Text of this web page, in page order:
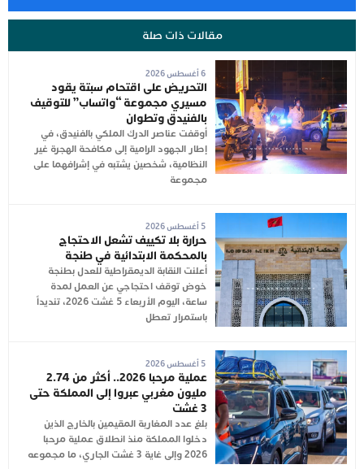
مقالات ذات صلة
6 أغسطس 2026
التحريض على اقتحام سبتة يقود
مسيري مجموعة “واتساب” للتوقيف
بالفنيدق وتطوان
أوقفت عناصر الدرك الملكي بالفنيدق، في
إطار الجهود الرامية إلى مكافحة الهجرة غير
النظامية، شخصين يشتبه في إشرافهما على
مجموعة
5 أغسطس 2026
حرارة بلا تكييف تشعل الاحتجاج
بالمحكمة الابتدائية في طنجة
أعلنت النقابة الديمقراطية للعدل بطنجة
خوض توقف احتجاجي عن العمل لمدة
ساعة، اليوم الأربعاء 5 غشت 2026، تنديداً
باستمرار تعطل
5 أغسطس 2026
عملية مرحبا 2026.. أكثر من 2.74
مليون مغربي عبروا إلى المملكة حتى
3 غشت
بلغ عدد المغاربة المقيمين بالخارج الذين
دخلوا المملكة منذ انطلاق عملية مرحبا
2026 وإلى غاية 3 غشت الجاري، ما مجموعه